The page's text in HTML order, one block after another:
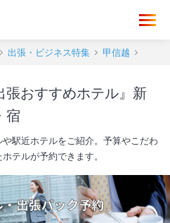
出張・ビジネス特集 甲信越
張おすすめホテル』新
宿
駅近ホテルをご紹介。予算やこだわ
テルが予約できます。